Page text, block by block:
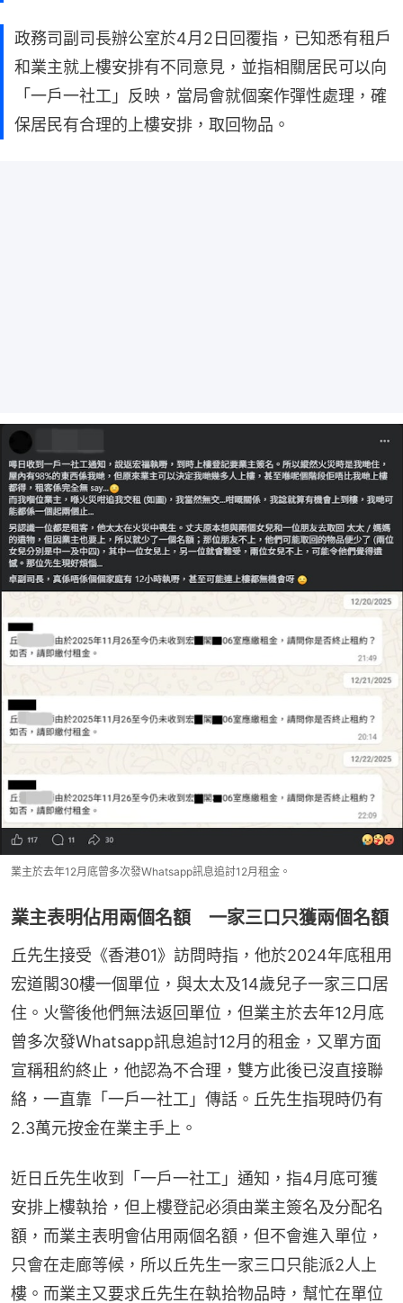
政務司副司長辦公室於4月2日回覆指，已知悉有租戶
和業主就上樓安排有不同意見，並指相關居民可以向
「一戶一社工」反映，當局會就個案作彈性處理，確
保居民有合理的上樓安排，取回物品。
業主於去年12月底曾多次發Ｗhatsapp訊息追討12月租金。
業主表明佔用兩個名額 一家三口只獲兩個名額
丘先生接受《香港01》訪問時指，他於2024年底租用
宏道閣30樓一個單位，與太太及14歲兒子一家三口居
住。火警後他們無法返回單位，但業主於去年12月底
曾多次發Ｗhatsapp訊息追討12月的租金，又單方面
宣稱租約終止，他認為不合理，雙方此後已沒直接聯
絡，一直靠「一戶一社工」傳話。丘先生指現時仍有
2.3萬元按金在業主手上。
近日丘先生收到「一戶一社工」通知，指4月底可獲
安排上樓執拾，但上樓登記必須由業主簽名及分配名
額，而業主表明會佔用兩個名額，但不會進入單位，
只會在走廊等候，所以丘先生一家三口只能派2人上
樓。而業主又要求丘先生在執拾物品時，幫忙在單位